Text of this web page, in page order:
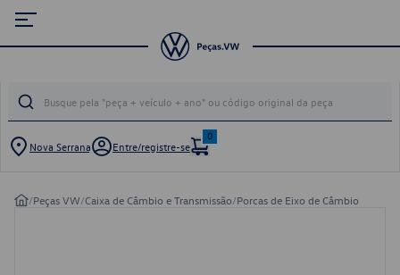
Nova Serrana Entre/registre-se
0
/Peças VW/Caixa de Câmbio e Transmissão/Porcas de Eixo de Câmbio